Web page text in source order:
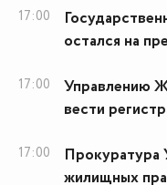
17:00
остался на
17:00
Управлению
вести
17:00
Прокуратура
жилищных